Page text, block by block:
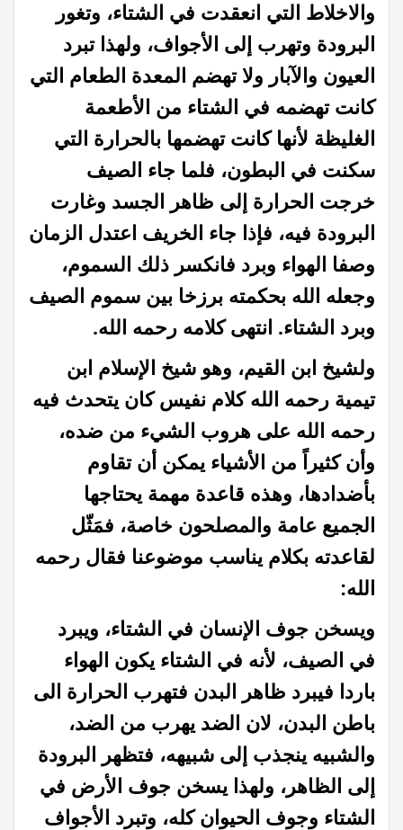
والاخلاط التي انعقدت في الشتاء، وتغور
البرودة وتهرب إلى الأجواف، ولهذا تبرد
العيون والآبار ولا تهضم المعدة الطعام التي
كانت تهضمه في الشتاء من الأطعمة
الغليظة لأنها كانت تهضمها بالحرارة التي
سكنت في البطون، فلما جاء الصيف
خرجت الحرارة إلى ظاهر الجسد وغارت
البرودة فيه، فإذا جاء الخريف اعتدل الزمان
وصفا الهواء وبرد فانكسر ذلك السموم،
وجعله الله بحكمته برزخا بين سموم الصيف
وبرد الشتاء. انتهى كلامه رحمه الله.
ولشيخ ابن القيم، وهو شيخ الإسلام ابن
تيمية رحمه الله كلام نفيسكان يتحدث فيه
رحمه الله على هروب الشيء من ضده،
وأن كثيراً من الأشياء يمكن أن تقاوم
بأضدادها، وهذه قاعدة مهمة يحتاجها
الجميع عامة والمصلحون خاصة، فمَثّل
لقاعدته بكلام يناسب موضوعنا فقال رحمه
الله:
ويسخن جوف الإنسان في الشتاء، ويبرد
في الصيف، لأنه في الشتاء يكون الهواء
باردا فيبرد ظاهر البدن فتهرب الحرارة الى
باطن البدن، لان الضد يهرب من الضد،
والشبيه ينجذب إلى شبيهه، فتظهر البرودة
إلى الظاهر، ولهذا يسخن جوف الأرض في
الشتاء وجوف الحيوان كله، وتبرد الأجواف